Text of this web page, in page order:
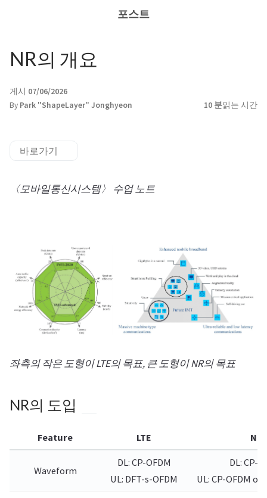
포스트
NR의 개요
게시 07/06/2026
By Park "ShapeLayer" Jonghyeon 10 분읽는 시간
바로가기
〈모바일통신시스템〉 수업 노트
좌측의 작은 도형이 LTE의 목표, 큰 도형이 NR의 목표
NR의 도입
Feature LTE NR
Waveform
DL: CP-OFDM
UL: DFT-s-OFDM
DL: CP-
UL: CP-OFDM or